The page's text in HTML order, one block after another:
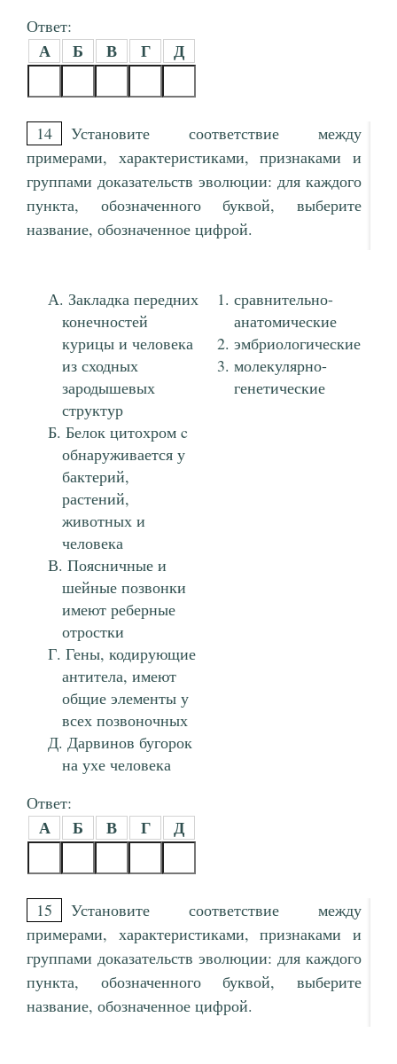
Ответ:
А Б В Г Д
14
Установите соответствие между
примерами, характеристиками, признаками и
группами доказательств эволюции: для каждого
пункта, обозначенного буквой, выберите
название, обозначенное цифрой.
Закладка передних
конечностей
курицы и человека
из сходных
зародышевых
структур
Белок цитохром c
обнаруживается у
бактерий,
растений,
животных и
человека
Поясничные и
шейные позвонки
имеют реберные
отростки
Гены, кодирующие
антитела, имеют
общие элементы у
всех позвоночных
Дарвинов бугорок
на ухе человека
сравнительно-
анатомические
эмбриологические
молекулярно-
генетические
Ответ:
А Б В Г Д
15
Установите соответствие между
примерами, характеристиками, признаками и
группами доказательств эволюции: для каждого
пункта, обозначенного буквой, выберите
название, обозначенное цифрой.